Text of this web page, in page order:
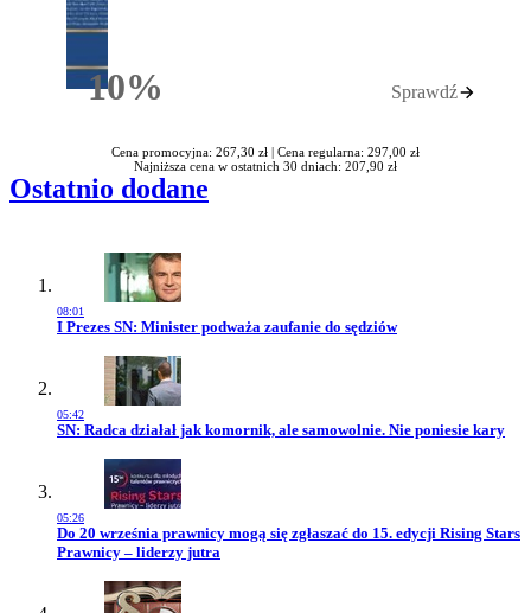
10%Rabatu Sprawdź
Cena promocyjna: 267,30 zł | Cena regularna: 297,00 zł
Najniższa cena w ostatnich 30 dniach: 207,90 zł
Ostatnio dodane
08:01
Przejdź do artykułu:
I Prezes SN: Minister podważa zaufanie do sędziów
05:42
Przejdź do artykułu:
SN: Radca działał jak komornik, ale samowolnie. Nie poniesie kary
05:26
Przejdź do artykułu:
Do 20 września prawnicy mogą się zgłaszać do 15. edycji Rising Stars
Prawnicy – liderzy jutra